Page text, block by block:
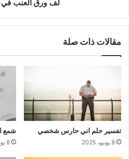
لف ورق العنب في
مقالات ذات صلة
تفسير حلم اني حارس شخصي
8 يونيو، 2025
شمع
8 يونيو، 2025